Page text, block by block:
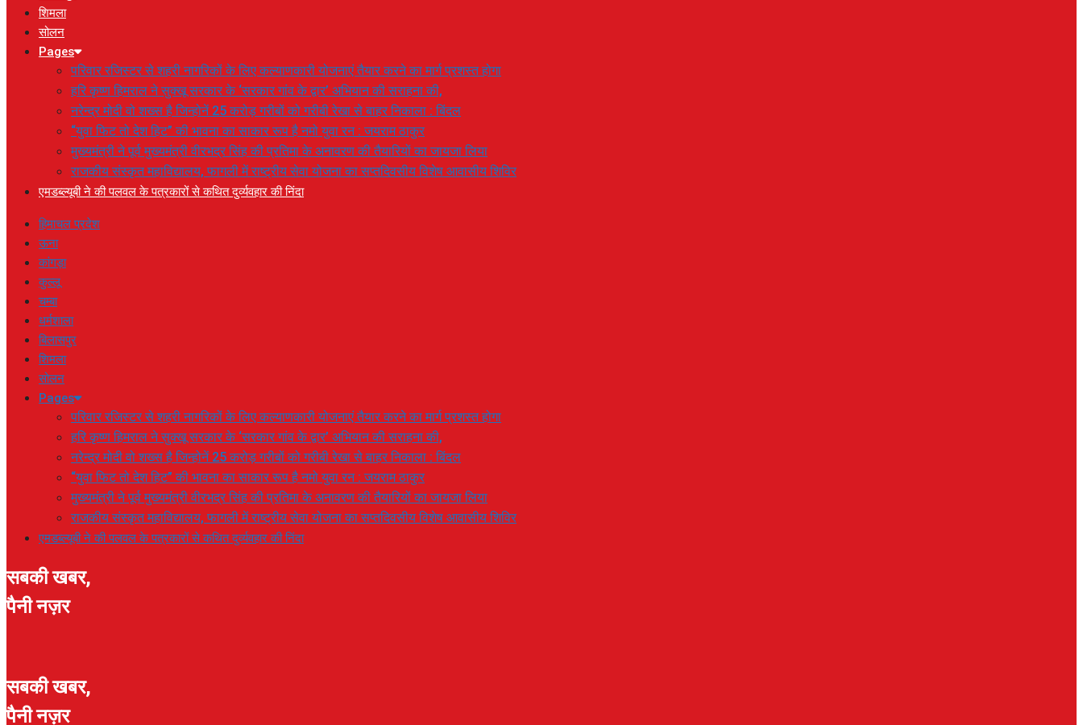
शिमला
सोलन
Pages
परिवार रजिस्टर से शहरी नागरिकों के लिए कल्याणकारी योजनाएं तैयार करने का मार्ग प्रशस्त होगा
हरि कृष्ण हिमराल ने सुक्खू सरकार के ‘सरकार गांव के द्वार’ अभियान की सराहना की,
नरेन्द्र मोदी वो शख्स है जिन्होनें 25 करोड़ गरीबों को गरीबी रेखा से बाहर निकाला : बिंदल
“युवा फिट तो देश हिट” की भावना का साकार रूप है नमो युवा रन : जयराम ठाकुर
मुख्यमंत्री ने पूर्व मुख्यमंत्री वीरभद्र सिंह की प्रतिमा के अनावरण की तैयारियों का जायजा लिया
राजकीय संस्कृत महाविद्यालय, फागली में राष्ट्रीय सेवा योजना का सप्तदिवसीय विशेष आवासीय शिविर
एमडब्ल्यूबी ने की पलवल के पत्रकारों से कथित दुर्व्यवहार की निंदा
हिमाचल प्रदेश
ऊना
कांगड़ा
कुल्लू
चम्बा
धर्मशाला
बिलासपुर
शिमला
सोलन
Pages
परिवार रजिस्टर से शहरी नागरिकों के लिए कल्याणकारी योजनाएं तैयार करने का मार्ग प्रशस्त होगा
हरि कृष्ण हिमराल ने सुक्खू सरकार के ‘सरकार गांव के द्वार’ अभियान की सराहना की,
नरेन्द्र मोदी वो शख्स है जिन्होनें 25 करोड़ गरीबों को गरीबी रेखा से बाहर निकाला : बिंदल
“युवा फिट तो देश हिट” की भावना का साकार रूप है नमो युवा रन : जयराम ठाकुर
मुख्यमंत्री ने पूर्व मुख्यमंत्री वीरभद्र सिंह की प्रतिमा के अनावरण की तैयारियों का जायजा लिया
राजकीय संस्कृत महाविद्यालय, फागली में राष्ट्रीय सेवा योजना का सप्तदिवसीय विशेष आवासीय शिविर
एमडब्ल्यूबी ने की पलवल के पत्रकारों से कथित दुर्व्यवहार की निंदा
सबकी खबर,
पैनी नज़र
सबकी खबर,
पैनी नज़र